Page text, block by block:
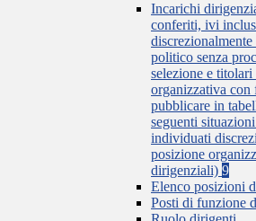
Incarichi
conferiti, ivi
politico senza
selezione e
organizzativa
pubblicare in
seguenti
individuati
posizione
dirigenziali) 9
Elenco posizioni
Posti di funzione